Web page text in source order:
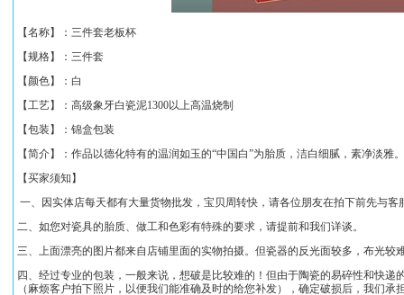
【名称】： 三件套老板杯
【规格】： 三件套
【颜色】：白
【工艺】：高级象牙白瓷泥1300以上高温烧制
【包装】：锦盒包装
【简介】：作品以德化特有的温润如玉的“中国白”为胎质，洁白细腻，素净淡雅
【买家须知】
一、因实体店每天都有大量货物批发，宝贝周转快，请各位朋友在拍下前先与
二、如您对瓷具的胎质、做工和色彩有特殊的要求，请提前和我们详谈。
三、上面漂亮的图片都来自店铺里面的实物拍摄。但瓷器的反光面较多，布光
四、经过专业的包装，一般来说，想破是比较难的！但由于陶瓷的易碎性和快
（麻烦客户拍下照片，以便我们能准确及时的给您补发），确定破损后，我们